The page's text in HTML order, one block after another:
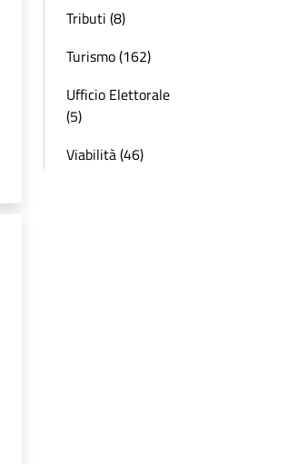
Tributi (8)
Turismo (162)
Ufficio Elettorale
(5)
Viabilità (46)